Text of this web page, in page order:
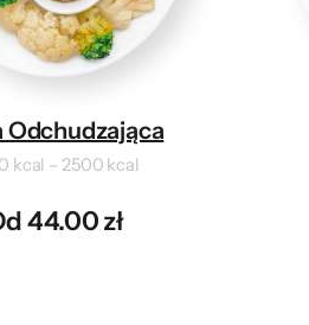
Odchudzająca
kcal – 2500 kcal
44.00 zł